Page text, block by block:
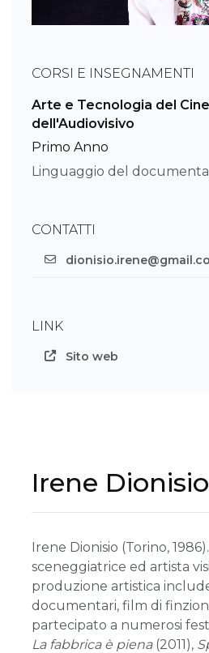
CORSI E INSEGNAMENTI
Arte e Tecnologia del
dell'Audiovisivo
Primo Anno
Linguaggio del
CONTATTI
LINK
Sito web
Irene Dionisio
Irene Dionisio (Torino,
sceneggiatrice ed artista
produzione artistica
documentari, film di
partecipato a numerosi
La fabbrica è piena(2011),